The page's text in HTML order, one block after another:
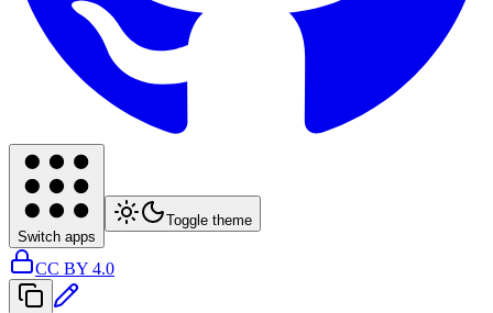
Switch apps
Toggle theme
CC BY 4.0